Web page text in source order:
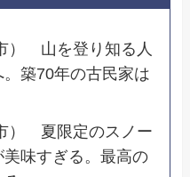
） 山を登り知る人
築70年の古民家は
） 夏限定のスノー
味すぎる。最高の